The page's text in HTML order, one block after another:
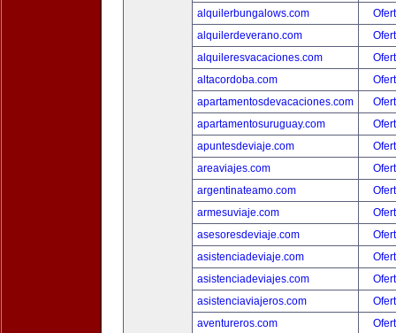
alquilerbungalows.com
alquilerdeverano.com
alquileresvacaciones.com
altacordoba.com
apartamentosdevacaciones.com
apartamentosuruguay.com
apuntesdeviaje.com
areaviajes.com
argentinateamo.com
armesuviaje.com
asesoresdeviaje.com
asistenciadeviaje.com
asistenciadeviajes.com
asistenciaviajeros.com
aventureros.com